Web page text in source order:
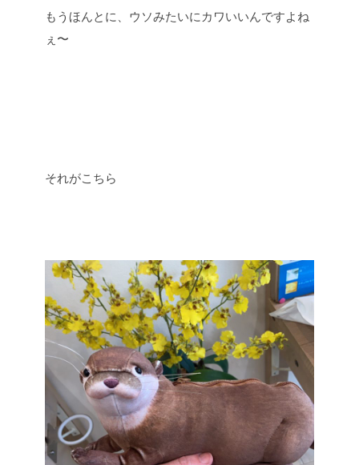
もうほんとに、ウソみたいにカワいいんですよね
ぇ〜
それがこちら